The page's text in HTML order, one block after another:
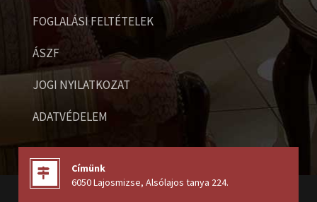
FOGLALÁSI FELTÉTELEK
ÁSZF
JOGI NYILATKOZAT
ADATVÉDELEM
Címünk
6050 Lajosmizse, Alsólajos tanya 224.